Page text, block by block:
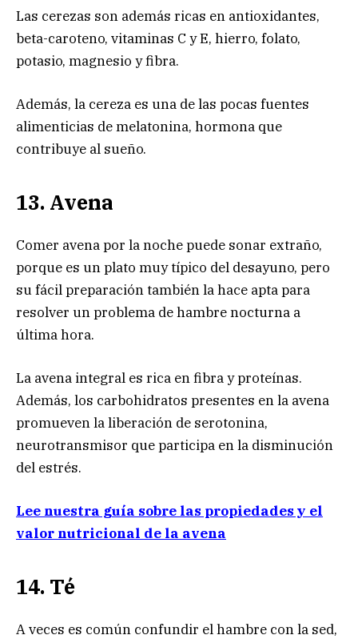
Las cerezas son además ricas en antioxidantes,
beta-caroteno, vitaminas C y E, hierro, folato,
potasio, magnesio y fibra.
Además, la cereza es una de las pocas fuentes
alimenticias de melatonina, hormona que
contribuye al sueño.
13. Avena
Comer avena por la noche puede sonar extraño,
porque es un plato muy típico del desayuno, pero
su fácil preparación también la hace apta para
resolver un problema de hambre nocturna a
última hora.
La avena integral es rica en fibra y proteínas.
Además, los carbohidratos presentes en la avena
promueven la liberación de serotonina,
neurotransmisor que participa en la disminución
del estrés.
Lee nuestra guía sobre las propiedades y el
valor nutricional de la avena
14. Té
A veces es común confundir el hambre con la sed,